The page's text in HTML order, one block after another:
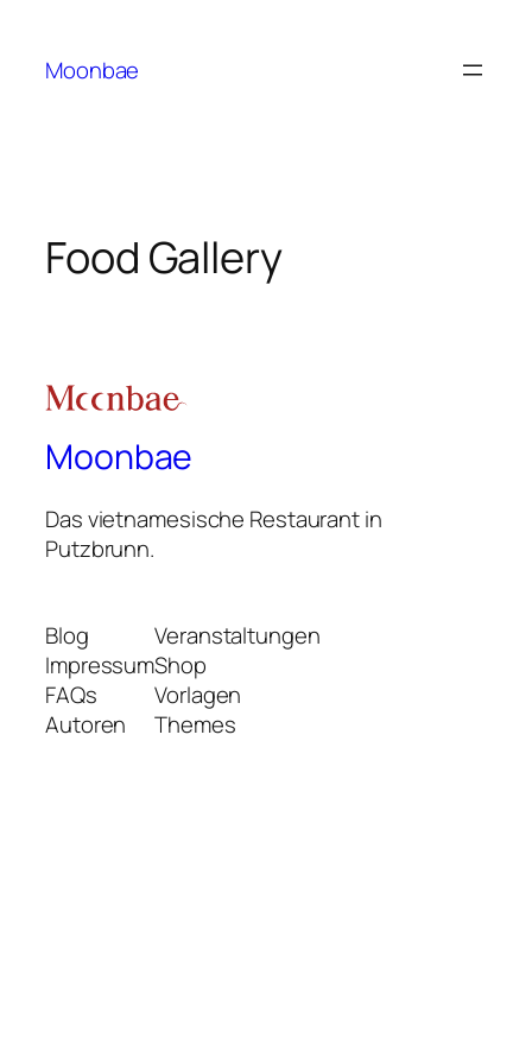
Moonbae
Food Gallery
Moonbae
Das vietnamesische Restaurant in
Putzbrunn.
Blog
Impressum
FAQs
Autoren
Veranstaltungen
Shop
Vorlagen
Themes